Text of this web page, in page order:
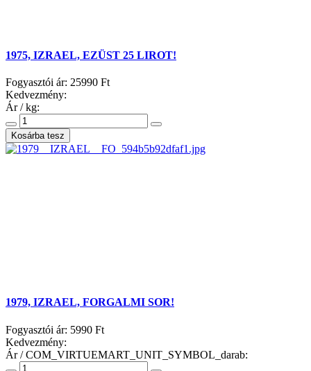
1975, IZRAEL, EZÜST 25 LIROT!
Fogyasztói ár: 25990 Ft
Kedvezmény:
Ár / kg:
1979, IZRAEL, FORGALMI SOR!
Fogyasztói ár: 5990 Ft
Kedvezmény:
Ár / COM_VIRTUEMART_UNIT_SYMBOL_darab: